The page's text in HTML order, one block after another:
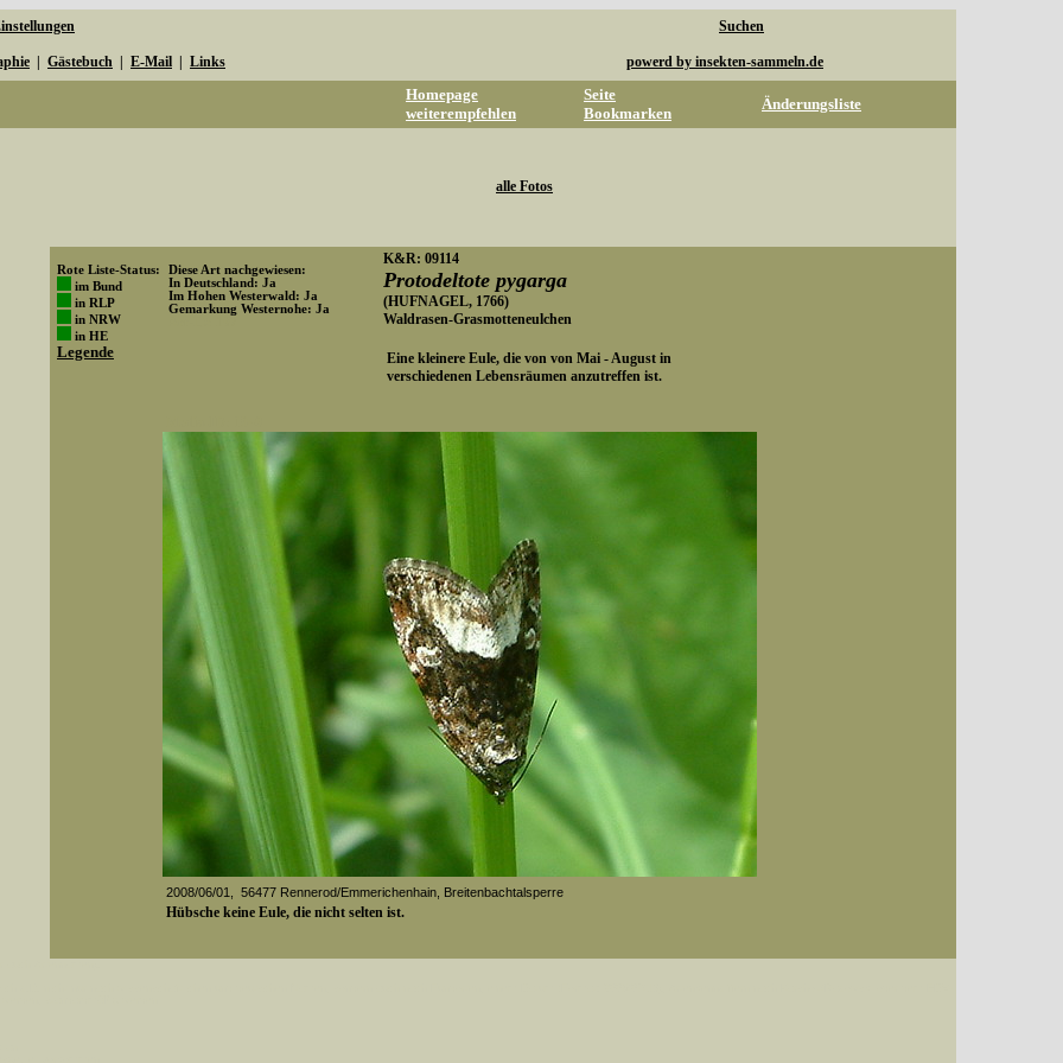
Suchen
Gästebuch E-Mail Links powerd by insekten-sammeln.de
Homepage
weiterempfehlen
Seite
Bookmarken
Änderungsliste
alle Fotos
Rote Liste-Status:
im Bund
in RLP
in NRW
in HE
Legende
Diese Art nachgewiesen:
In Deutschland: Ja
Im Hohen Westerwald: Ja
Gemarkung Westernohe: Ja
K&R: 09114
Protodeltote pygarga
(HUFNAGEL, 1766)
Waldrasen-Grasmotteneulchen
Eine kleinere Eule, die von von Mai - August in
verschiedenen Lebensräumen anzutreffen ist.
2008/06/01, 56477 Rennerod/Emmerichenhain, Breitenbachtalsperre
Hübsche keine Eule, die nicht selten ist.